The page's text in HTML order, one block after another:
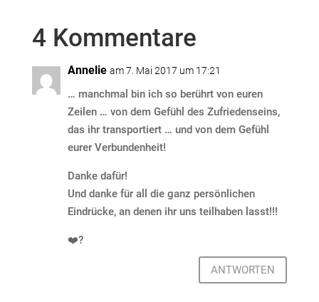
4 Kommentare
Annelie am 7. Mai 2017 um 17:21
… manchmal bin ich so berührt von euren
Zeilen … von dem Gefühl des Zufriedenseins,
das ihr transportiert … und von dem Gefühl
eurer Verbundenheit!
Danke dafür!
Und danke für all die ganz persönlichen
Eindrücke, an denen ihr uns teilhaben lasst!!!
❤️?
ANTWORTEN